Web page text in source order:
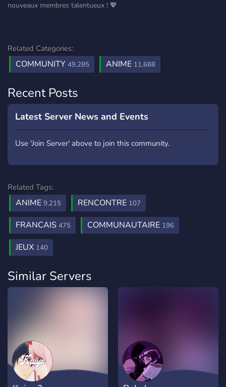
nouveaux membres talentueux ! 💖
Related Categories:
COMMUNITY 49,285 ANIME 11,688
Recent Posts
Latest Server News and Events
Use 'Join Server' above to join this community.
Related Tags:
ANIME 9,215 RENCONTRE 107
FRANCAIS 475 COMMUNAUTAIRE 196
JEUX 140
Similar Servers